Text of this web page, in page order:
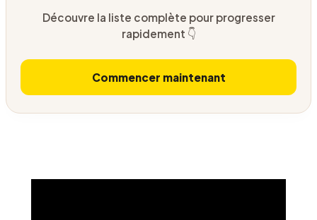
Découvre la liste complète pour progresser
rapidement 👇
Commencer maintenant